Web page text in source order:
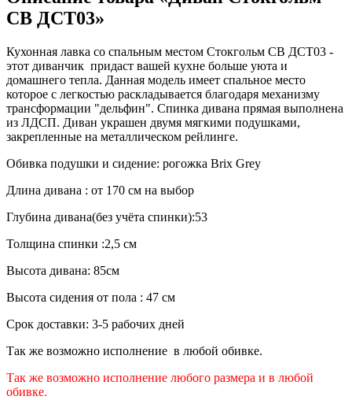
СВ ДСТ03»
Кухонная лавка со спальным местом Стокгольм СВ ДСТ03 -
этот диванчик придаст вашей кухне больше уюта и
домашнего тепла. Данная модель имеет спальное место
которое с легкостью раскладывается благодаря механизму
трансформации "дельфин". Спинка дивана прямая выполнена
из ЛДСП. Диван украшен двумя мягкими подушками,
закрепленные на металлическом рейлинге.
Обивка подушки и сидение: рогожка Brix Grey
Длина дивана : от 170 см на выбор
Глубина дивана(без учёта спинки):53
Толщина спинки :2,5 см
Высота дивана: 85см
Высота сидения от пола : 47 см
Срок доставки: 3-5 рабочих дней
Так же возможно исполнение в любой обивке.
Так же возможно исполнение любого размера и в любой
обивке.